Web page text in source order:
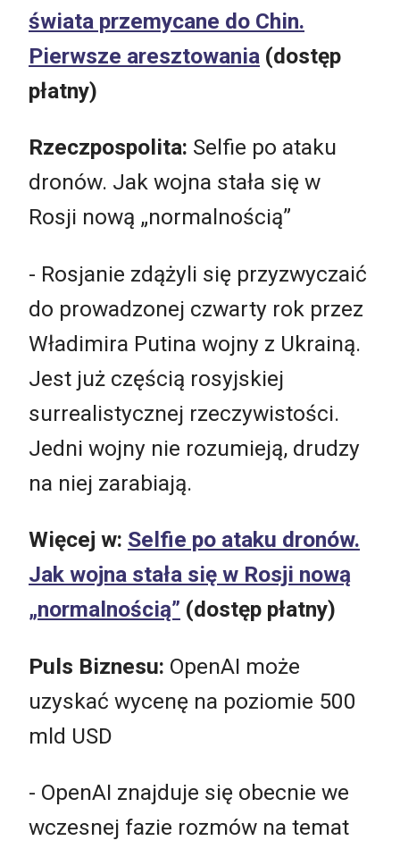
świata przemycane do Chin.
Pierwsze aresztowania (dostęp
płatny)
Rzeczpospolita: Selfie po ataku
dronów. Jak wojna stała się w
Rosji nową „normalnością”
- Rosjanie zdążyli się przyzwyczaić
do prowadzonej czwarty rok przez
Władimira Putina wojny z Ukrainą.
Jest już częścią rosyjskiej
surrealistycznej rzeczywistości.
Jedni wojny nie rozumieją, drudzy
na niej zarabiają.
Więcej w: Selfie po ataku dronów.
Jak wojna stała się w Rosji nową
„normalnością” (dostęp płatny)
Puls Biznesu: OpenAI może
uzyskać wycenę na poziomie 500
mld USD
- OpenAI znajduje się obecnie we
wczesnej fazie rozmów na temat